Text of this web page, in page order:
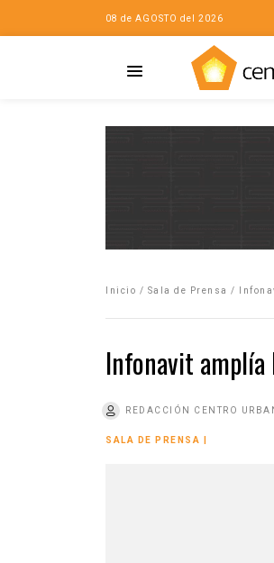
08 de AGOSTO del 2026
Inicio / Sala de Prensa /
Infonavit amplía
REDACCIÓN CENTRO
SALA DE PRENSA